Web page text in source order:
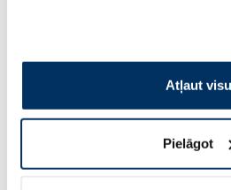
pakalpojumus. Ja piekrītat šo
izmantošanai, lūdzu, atzīmējiet
Atļaut visu
Pielāgot